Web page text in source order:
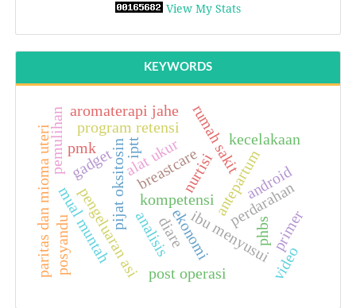
View My Stats
KEYWORDS
kompetensi
ekonomi
nurtisi
alat ukur
breastcare
pijat oksitosin
pengeluaran asi ibu menyusui
antepartum
perdarahan
rumah sakit
phbs
program retensi
post operasi
mual muntah
aromaterapi jahe
paritas dan mioma uteri android
diare
pemulihan kecelakaan
gadget
primer
posyandu analisis
pmk iptt
video